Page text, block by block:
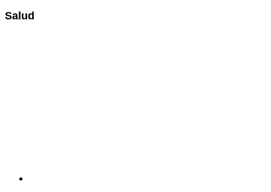
Salud